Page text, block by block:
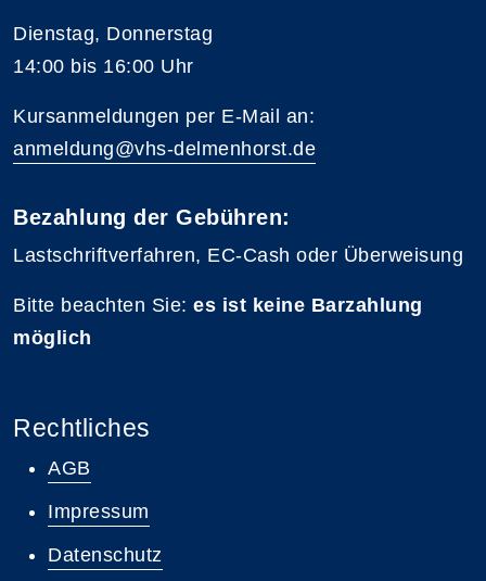
Dienstag, Donnerstag
14:00 bis 16:00 Uhr
Kursanmeldungen per E-Mail an:
anmeldung@vhs-delmenhorst.de
Bezahlung der Gebühren:
Lastschriftverfahren, EC-Cash oder Überweisung
Bitte beachten Sie: es ist keine Barzahlung
möglich
Rechtliches
AGB
Impressum
Datenschutz